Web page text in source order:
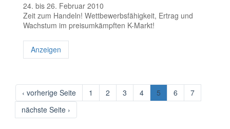
24. bis 26. Februar 2010
Zeit zum Handeln! Wettbewerbsfähigkeit, Ertrag und
Wachstum im preisumkämpften K-Markt!
Anzeigen
‹ vorherige Seite 1 2 3 4 5 6
7
nächste Seite ›